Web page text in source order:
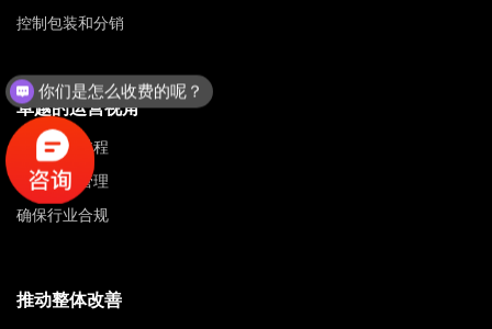
控制包装和分销
卓越的运营视角
优化生产过程
改善物流管理
确保行业合规
推动整体改善
你们是怎么收费的呢？